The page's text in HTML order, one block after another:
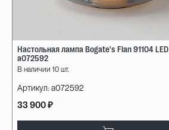
Настольная лампа Bogate's Flan 91104 LED
a072592
В наличии 10 шт.
Артикул: a072592
33 900 ₽